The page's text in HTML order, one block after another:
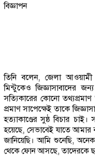
বিজ্ঞাপন
তিনি বলেন, জেলা
মিন্টুকেও জিজ্ঞাসাবাদের
সত্যিকারের কোনো
প্রমাণ সাপেক্ষেই তাকে
হত্যাকাণ্ডের সুষ্ঠ বিচার
হয়েছে, সেভাবেই যাতে আমার
জানিয়েছি। আমি শুনেছি,
থেকে ফোন আসছে, তাদেরকে